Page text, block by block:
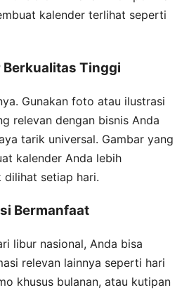
kalender terlihat seperti
Berkualitas Tinggi
Gunakan foto atau ilustrasi
relevan dengan bisnis Anda
tarik universal. Gambar yang
kalender Anda lebih
dilihat setiap hari.
Bermanfaat
libur nasional, Anda bisa
relevan lainnya seperti hari
khusus bulanan, atau kutipan